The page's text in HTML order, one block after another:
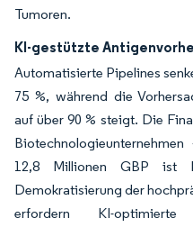
Tumoren.
KI-gestützte
Automatisierte Pipelines
75 %, während die
auf über 90 % steigt. Die
12,8 Millionen GBP ist
Demokratisierung der
erfordern KI-optimierte